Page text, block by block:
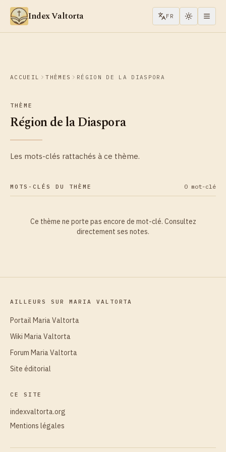
Aller au contenu
Index Valtorta FR
ACCUEIL THÈMES RÉGION DE LA DIASPORA
THÈME
Région de la Diaspora
Les mots-clés rattachés à ce thème.
MOTS-CLÉS DU THÈME 0 mot-clé
Ce thème ne porte pas encore de mot-clé. Consultez
directement ses notes.
AILLEURS SUR MARIA VALTORTA
Portail Maria Valtorta
Wiki Maria Valtorta
Forum Maria Valtorta
Site éditorial
CE SITE
indexvaltorta.org
Mentions légales